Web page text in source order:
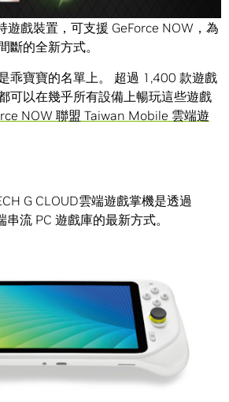
人振奮。尤其本周加入LOGITECH G
遊戲裝置，可支援 GeForce NOW，為
斷的全新方式。
乖寶寶的名單上。 超過 1,400 款遊戲
可以在幾乎所有設備上暢玩這些遊戲
NOW 聯盟 Taiwan Mobile 雲端遊
G CLOUD雲端遊戲掌機是透過
流 PC 遊戲庫的最新方式。